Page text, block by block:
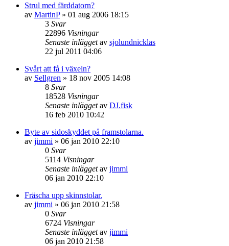
Strul med färddatorn?
av MartinP» 01 aug 2006 18:15
3 Svar
22896 Visningar
Senaste inläggetav sjolundnicklas
22 jul 2011 04:06
Svårt att få i växeln?
av Sellgren » 18 nov 2005 14:08
8 Svar
18528 Visningar
Senaste inläggetav DJ.fisk
16 feb 2010 10:42
Byte av sidoskyddet på framstolarna.
av jimmi » 06 jan 2010 22:10
0 Svar
5114 Visningar
Senaste inläggetav jimmi
06 jan 2010 22:10
Fräscha upp skinnstolar.
av jimmi » 06 jan 2010 21:58
0 Svar
6724 Visningar
Senaste inläggetav jimmi
06 jan 2010 21:58